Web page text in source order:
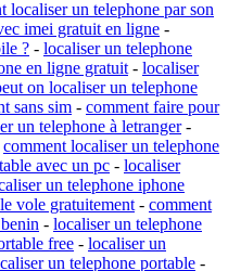
localiser un telephone par son
imei gratuit en ligne -
? - localiser un telephone
en ligne gratuit - localiser
on localiser un telephone
sans sim - comment faire pour
un telephone à letranger-
comment localiser un telephone
avec un pc - localiser
un telephone iphone
vole gratuitement - comment
- localiser un telephone
free - localiser un
un telephone portable -